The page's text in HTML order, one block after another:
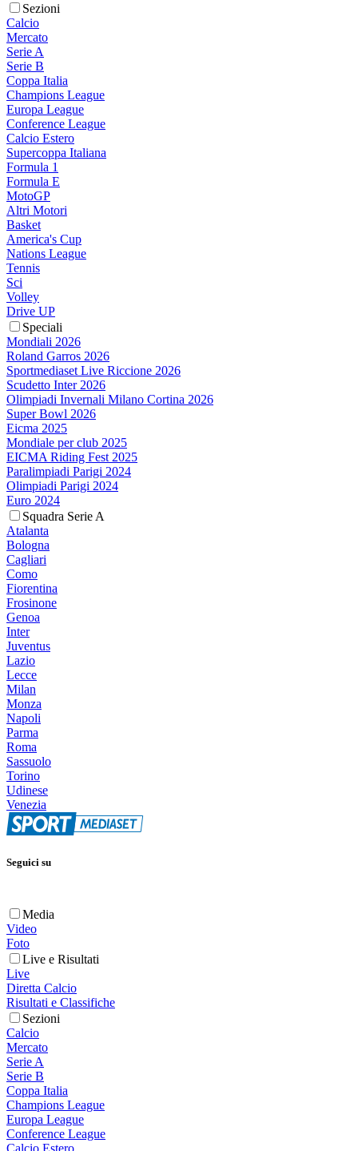
Sezioni
Calcio
Mercato
Serie A
Serie B
Coppa Italia
Champions League
Europa League
Conference League
Calcio Estero
Supercoppa Italiana
Formula 1
Formula E
MotoGP
Altri Motori
Basket
America's Cup
Nations League
Tennis
Sci
Volley
Drive UP
Speciali
Mondiali 2026
Roland Garros 2026
Sportmediaset Live Riccione 2026
Scudetto Inter 2026
Olimpiadi Invernali Milano Cortina 2026
Super Bowl 2026
Eicma 2025
Mondiale per club 2025
EICMA Riding Fest 2025
Paralimpiadi Parigi 2024
Olimpiadi Parigi 2024
Euro 2024
Squadra Serie A
Atalanta
Bologna
Cagliari
Como
Fiorentina
Frosinone
Genoa
Inter
Juventus
Lazio
Lecce
Milan
Monza
Napoli
Parma
Roma
Sassuolo
Torino
Udinese
Venezia
Seguici su
Media
Video
Foto
Live e Risultati
Live
Diretta Calcio
Risultati e Classifiche
Sezioni
Calcio
Mercato
Serie A
Serie B
Coppa Italia
Champions League
Europa League
Conference League